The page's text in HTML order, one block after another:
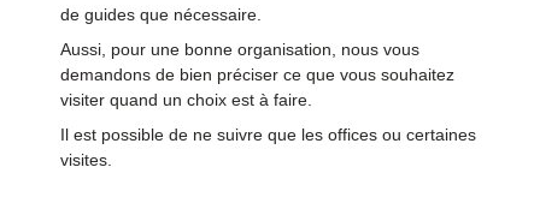
de guides que nécessaire.
Aussi, pour une bonne organisation, nous vous
demandons de bien préciser ce que vous souhaitez
visiter quand un choix est à faire.
Il est possible de ne suivre que les offices ou certaines
visites.